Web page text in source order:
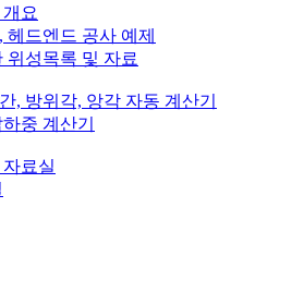
요
헤드엔드 공사 예제
위성목록 및 자료
, 방위각, 앙각 자동 계산기
중 계산기
료실